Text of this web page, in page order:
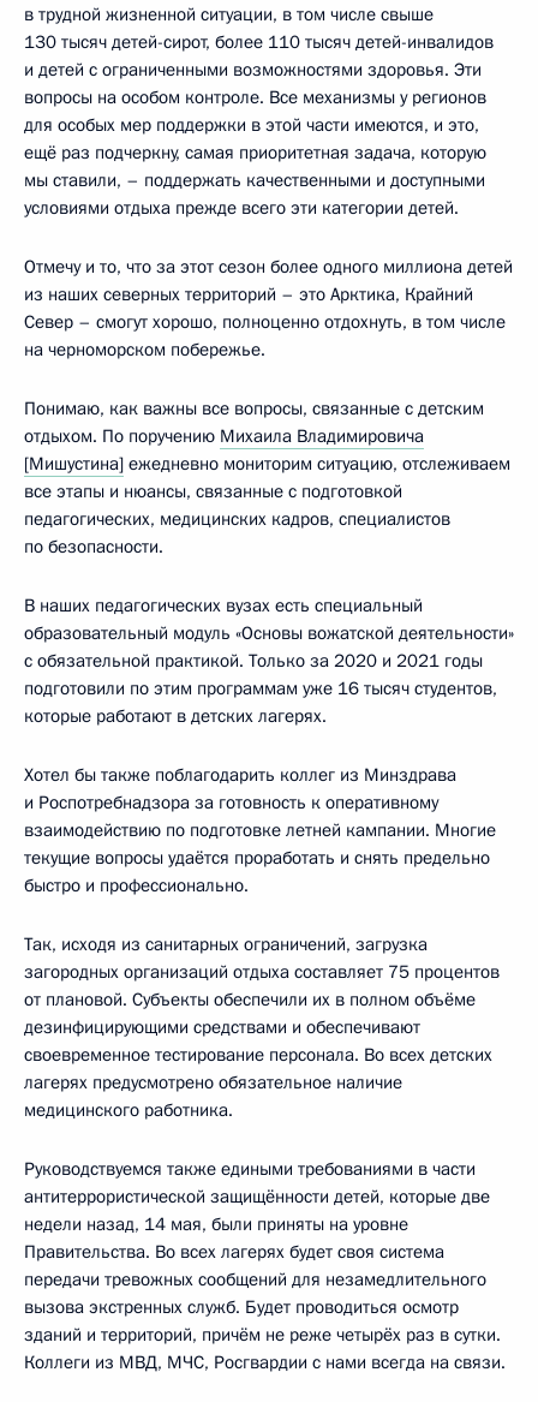
в трудной жизненной ситуации, в том числе свыше
130 тысяч детей-сирот, более 110 тысяч детей-инвалидов
и детей с ограниченными возможностями здоровья. Эти
вопросы на особом контроле. Все механизмы у регионов
для особых мер поддержки в этой части имеются, и это,
ещё раз подчеркну, самая приоритетная задача, которую
мы ставили, – поддержать качественными и доступными
условиями отдыха прежде всего эти категории детей.
Отмечу и то, что за этот сезон более одного миллиона детей
из наших северных территорий – это Арктика, Крайний
Север – смогут хорошо, полноценно отдохнуть, в том числе
на черноморском побережье.
Понимаю, как важны все вопросы, связанные с детским
отдыхом. По поручению Михаила Владимировича
[Мишустина] ежедневно мониторим ситуацию, отслеживаем
все этапы и нюансы, связанные с подготовкой
педагогических, медицинских кадров, специалистов
по безопасности.
В наших педагогических вузах есть специальный
образовательный модуль «Основы вожатской деятельности»
с обязательной практикой. Только за 2020 и 2021 годы
подготовили по этим программам уже 16 тысяч студентов,
которые работают в детских лагерях.
Хотел бы также поблагодарить коллег из Минздрава
и Роспотребнадзора за готовность к оперативному
взаимодействию по подготовке летней кампании. Многие
текущие вопросы удаётся проработать и снять предельно
быстро и профессионально.
Так, исходя из санитарных ограничений, загрузка
загородных организаций отдыха составляет 75 процентов
от плановой. Субъекты обеспечили их в полном объёме
дезинфицирующими средствами и обеспечивают
своевременное тестирование персонала. Во всех детских
лагерях предусмотрено обязательное наличие
медицинского работника.
Руководствуемся также едиными требованиями в части
антитеррористической защищённости детей, которые две
недели назад, 14 мая, были приняты на уровне
Правительства. Во всех лагерях будет своя система
передачи тревожных сообщений для незамедлительного
вызова экстренных служб. Будет проводиться осмотр
зданий и территорий, причём не реже четырёх раз в сутки.
Коллеги из МВД, МЧС, Росгвардии с нами всегда на связи.